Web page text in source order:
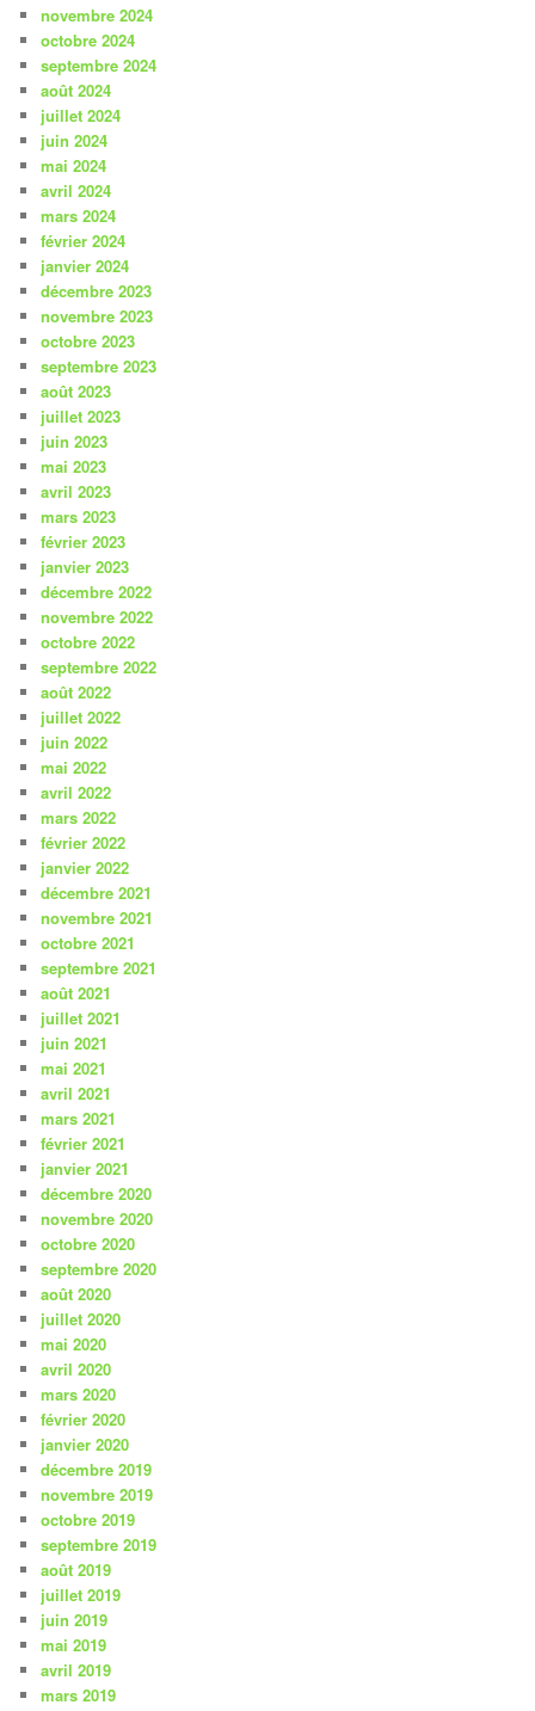
novembre 2024
octobre 2024
septembre 2024
août 2024
juillet 2024
juin 2024
mai 2024
avril 2024
mars 2024
février 2024
janvier 2024
décembre 2023
novembre 2023
octobre 2023
septembre 2023
août 2023
juillet 2023
juin 2023
mai 2023
avril 2023
mars 2023
février 2023
janvier 2023
décembre 2022
novembre 2022
octobre 2022
septembre 2022
août 2022
juillet 2022
juin 2022
mai 2022
avril 2022
mars 2022
février 2022
janvier 2022
décembre 2021
novembre 2021
octobre 2021
septembre 2021
août 2021
juillet 2021
juin 2021
mai 2021
avril 2021
mars 2021
février 2021
janvier 2021
décembre 2020
novembre 2020
octobre 2020
septembre 2020
août 2020
juillet 2020
mai 2020
avril 2020
mars 2020
février 2020
janvier 2020
décembre 2019
novembre 2019
octobre 2019
septembre 2019
août 2019
juillet 2019
juin 2019
mai 2019
avril 2019
mars 2019